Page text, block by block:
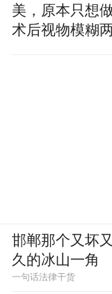
美，原本只想
术后视物模糊
邯郸那个又坏
久的冰山一角
一句话法律干货